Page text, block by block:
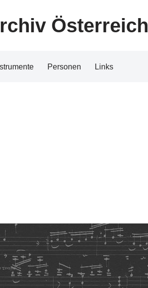
Österreich
Personen Links